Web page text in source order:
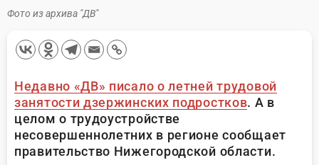
Фото из архива "ДВ"
Недавно «ДВ» писало о летней трудовой
занятости дзержинских подростков. А в
целом о трудоустройстве
несовершеннолетних в регионе сообщает
правительство Нижегородской области.